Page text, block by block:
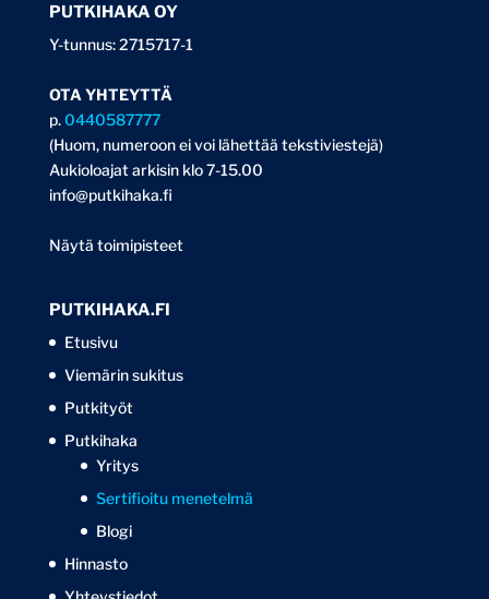
PUTKIHAKA OY
Y-tunnus: 2715717-1
OTA YHTEYTTÄ
p.0440587777
(Huom, numeroon ei voi lähettää tekstiviestejä)
Aukioloajat arkisin klo 7-15.00
info@putkihaka.fi
Näytä toimipisteet
PUTKIHAKA.FI
Etusivu
Viemärin sukitus
Putkityöt
Putkihaka
Yritys
Sertifioitu menetelmä
Blogi
Hinnasto